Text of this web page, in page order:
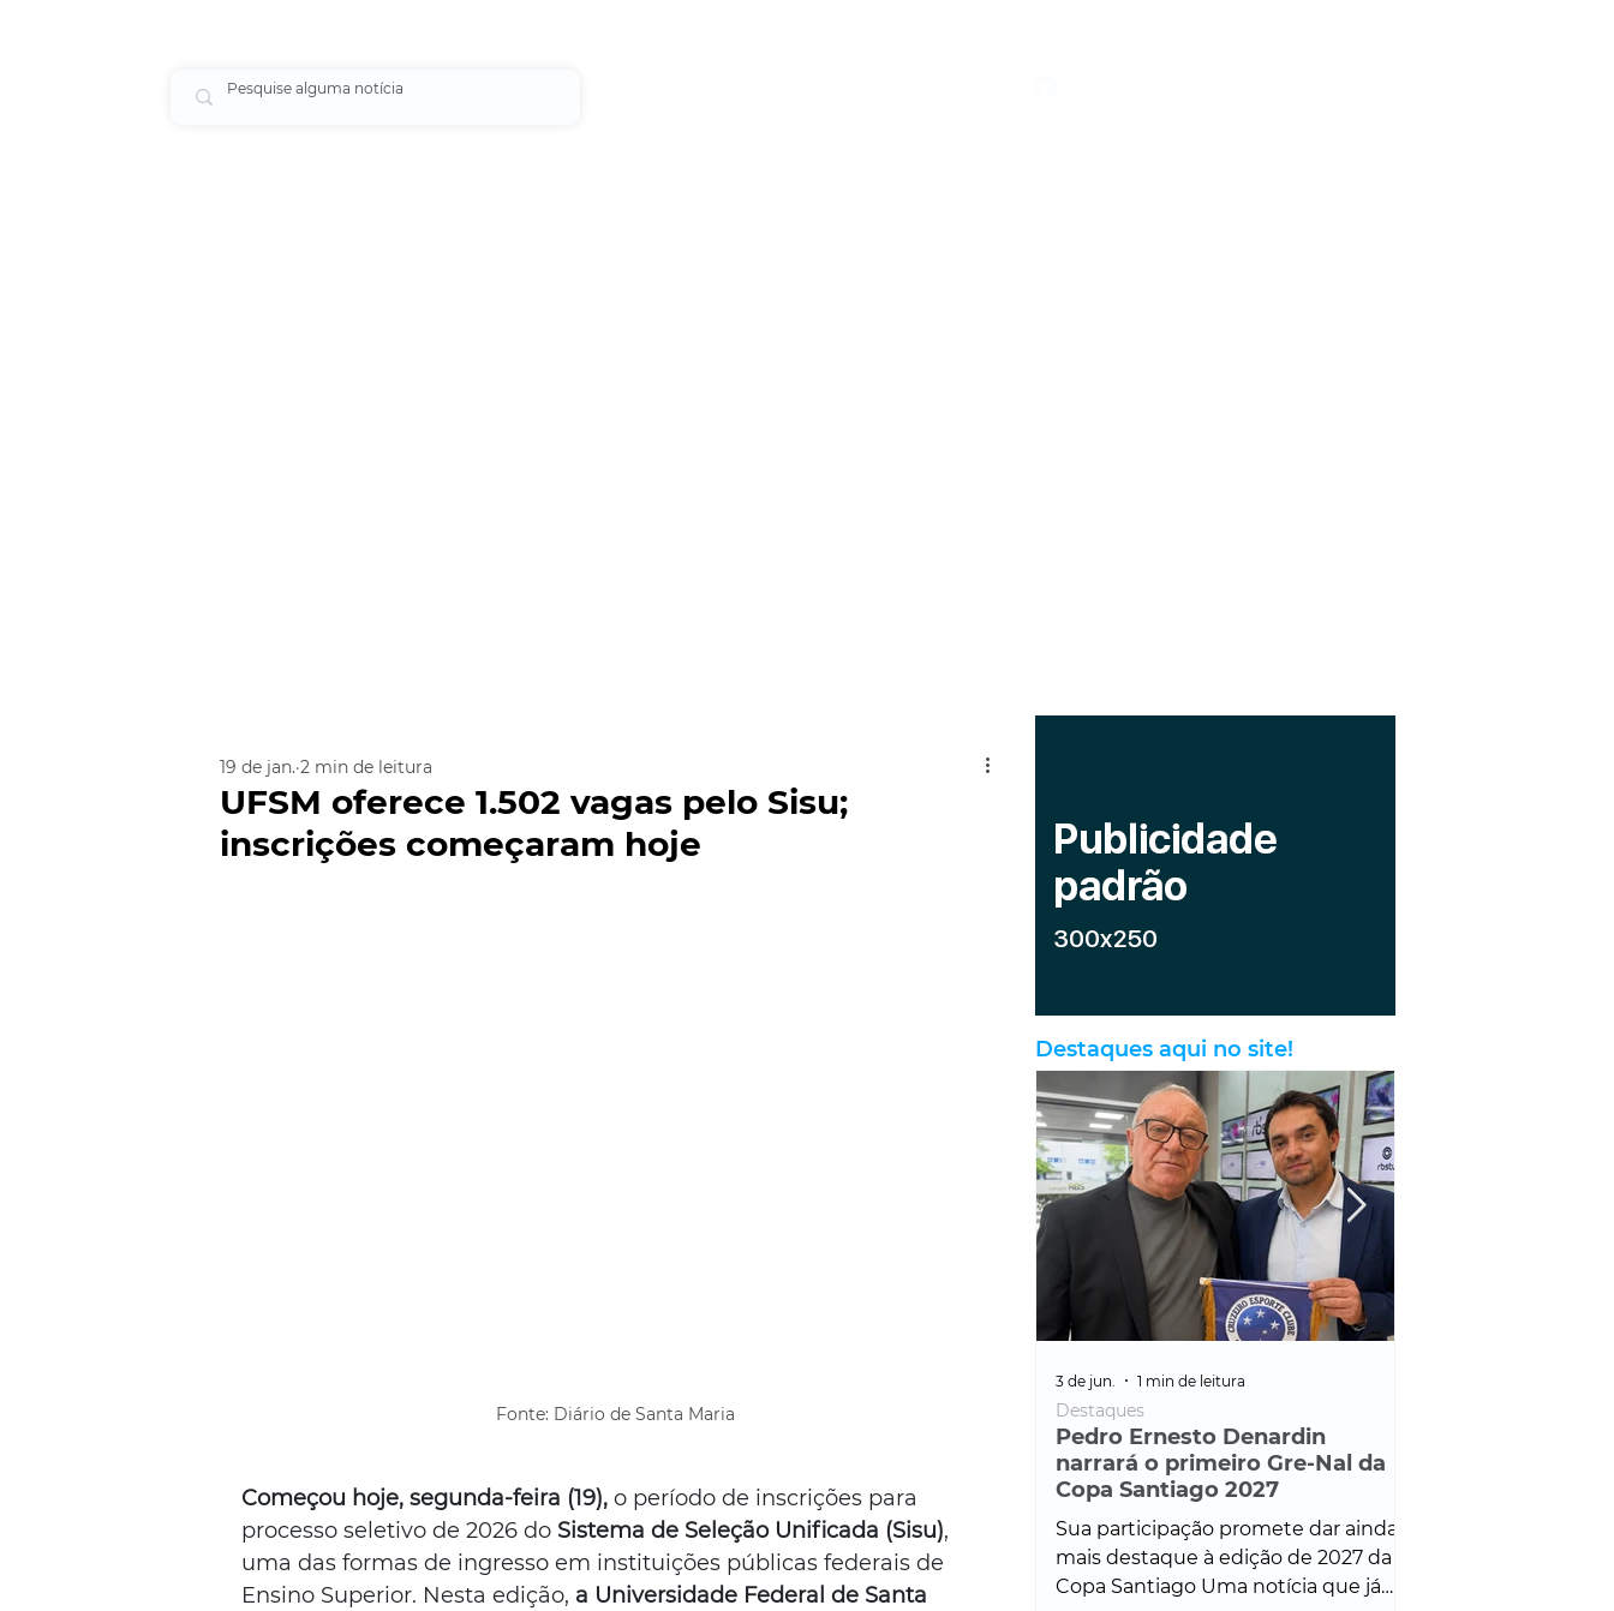
UFSM oferece 1.502 vagas pelo Sisu;
inscrições começaram hoje
19 de jan. 2 min de leitura
Fonte: Diário de Santa Maria
Começou hoje, segunda-feira (19), o período de inscrições para
processo seletivo de 2026 do Sistema de Seleção Unificada (Sisu),
uma das formas de ingresso em instituições públicas federais de
Ensino Superior. Nesta edição, a Universidade Federal de Santa
Destaques aqui no site!
Pedro Ernesto Denardin
narrará o primeiro Gre-Nal da
Copa Santiago 2027
Sua participação promete dar ainda
mais destaque à edição de 2027 da
Copa Santiago Uma notícia que já
Destaques
3 de jun. 1 min de leitura